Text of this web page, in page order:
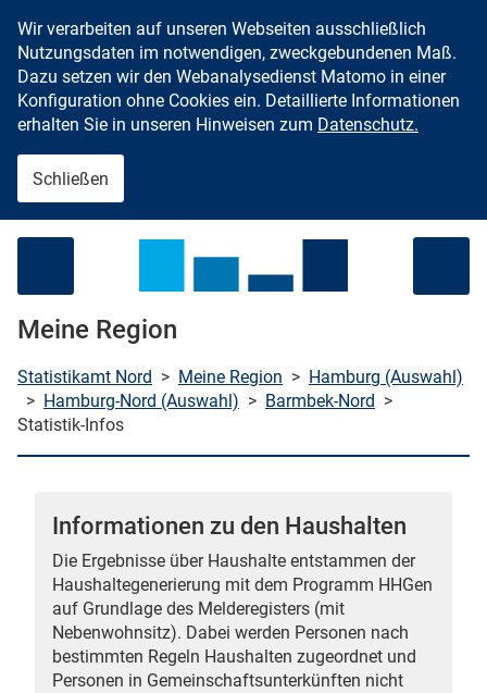
Zum Inhalt springen
Wir verarbeiten auf unseren Webseiten ausschließlich
Nutzungsdaten im notwendigen, zweckgebundenen Maß.
Dazu setzen wir den Webanalysedienst Matomo in einer
Konfiguration ohne Cookies ein. Detaillierte Informationen
erhalten Sie in unseren Hinweisen zum Datenschutz.
Schließen
Meine Region
Statistikamt Nord > Meine Region > Hamburg (Auswahl)
> Hamburg-Nord (Auswahl) > Barmbek-Nord >
Statistik-Infos
Informationen zu den Haushalten
Die Ergebnisse über Haushalte entstammen der
Haushaltegenerierung mit dem Programm HHGen
auf Grundlage des Melderegisters (mit
Nebenwohnsitz). Dabei werden Personen nach
bestimmten Regeln Haushalten zugeordnet und
Personen in Gemeinschaftsunterkünften nicht